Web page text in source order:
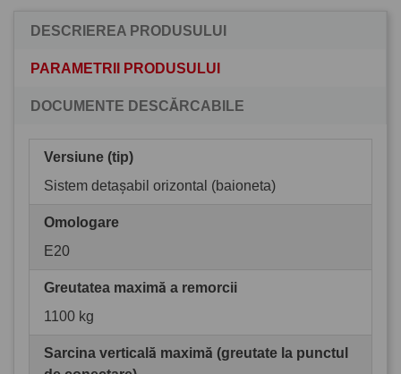
DESCRIEREA PRODUSULUI
PARAMETRII PRODUSULUI
DOCUMENTE DESCĂRCABILE
Versiune (tip)
Sistem detașabil orizontal (baioneta)
Omologare
E20
Greutatea maximă a remorcii
1100 kg
Sarcina verticală maximă (greutate la punctul